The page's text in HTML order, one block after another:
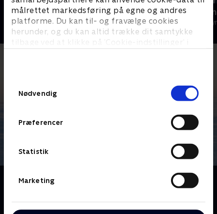
målrettet markedsføring på egne og andres
platforme. Du kan til- og fravælge cookies
herunder, og du kan altid trække dit samtykke
tilbage ved at klikke på ’Cookie-indstillinger’ i
Nødvendig
Præferencer
Statistik
Marketing
Ingemann, Fyn & Lolland-Falster
Rejser & Eventyr • 1 sæsoner
Chili Klaus
Rejser &
Om En vild hverdag
Kom med helt tæt på, når Simon Jul rejser ud i verden